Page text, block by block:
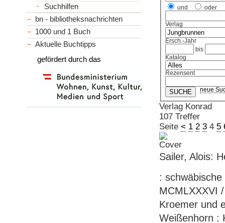
und oder
Verlag
Ersch.-Jahr
bis
Katalog
Rezensent
neue
Verlag Konrad
107 Treffer
Seite < 1 2 3 4 5
Sailer, Alois:
:
MCMLXXXVI
Kroemer und
Weißenhorn :
Suchhilfen
bn - bibliotheksnachrichten
1000 und 1 Buch
Aktuelle Buchtipps
gefördert durch das